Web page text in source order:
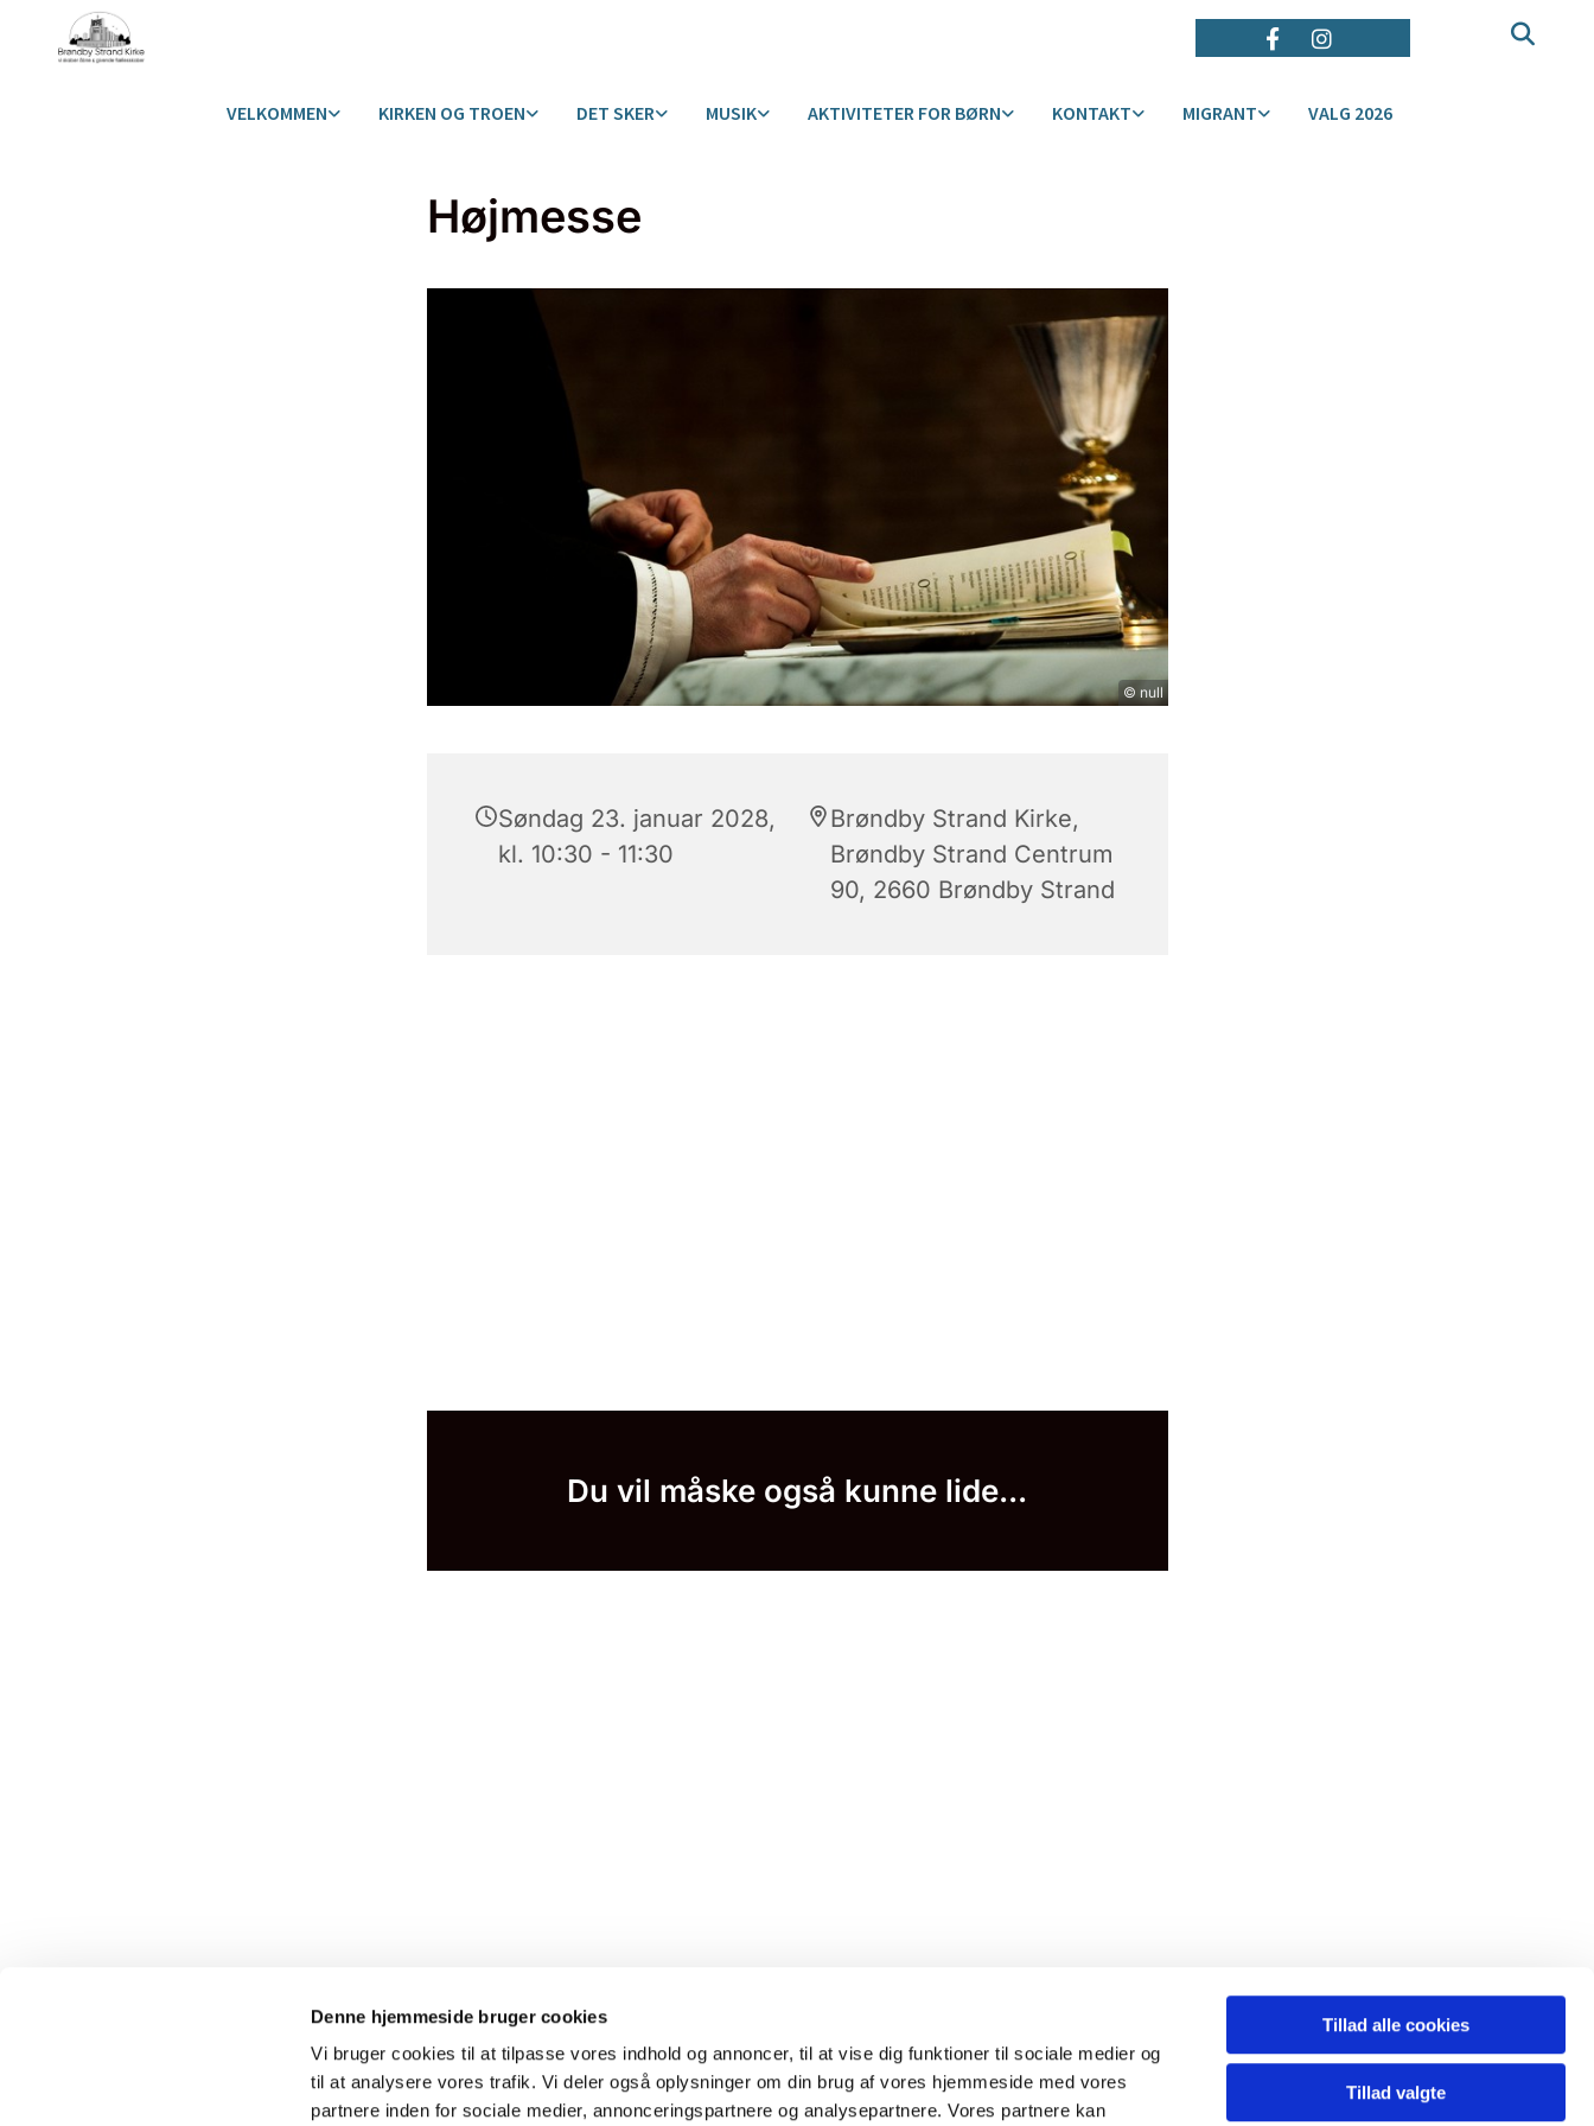
Denne hjemmeside bruger cookies
Vi bruger cookies til at tilpasse vores indhold og annoncer, til at vise dig funktioner til sociale medier og
til at analysere vores trafik. Vi deler også oplysninger om din brug af vores hjemmeside med vores
partnere inden for sociale medier, annonceringspartnere og analysepartnere. Vores partnere kan
Tillad alle cookies
Tillad valgte
VELKOMMEN KIRKEN OG TROEN DET SKER MUSIK AKTIVITETER FOR BØRN KONTAKT MIGRANT VALG 2026
Højmesse
© null
Søndag 23. januar 2028,
kl. 10:30 - 11:30
Brøndby Strand Kirke,
Brøndby Strand Centrum
90, 2660 Brøndby Strand
Du vil måske også kunne lide...